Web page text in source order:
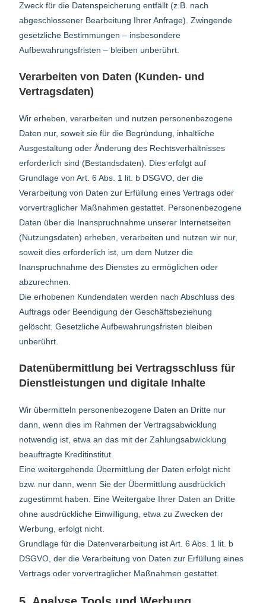
Zweck für die Datenspeicherung entfällt (z.B. nach
abgeschlossener Bearbeitung Ihrer Anfrage). Zwingende
gesetzliche Bestimmungen – insbesondere
Aufbewahrungsfristen – bleiben unberührt.
Verarbeiten von Daten (Kunden- und
Vertragsdaten)
Wir erheben, verarbeiten und nutzen personenbezogene
Daten nur, soweit sie für die Begründung, inhaltliche
Ausgestaltung oder Änderung des Rechtsverhältnisses
erforderlich sind (Bestandsdaten). Dies erfolgt auf
Grundlage von Art. 6 Abs. 1 lit. b DSGVO, der die
Verarbeitung von Daten zur Erfüllung eines Vertrags oder
vorvertraglicher Maßnahmen gestattet. Personenbezogene
Daten über die Inanspruchnahme unserer Internetseiten
(Nutzungsdaten) erheben, verarbeiten und nutzen wir nur,
soweit dies erforderlich ist, um dem Nutzer die
Inanspruchnahme des Dienstes zu ermöglichen oder
abzurechnen.
Die erhobenen Kundendaten werden nach Abschluss des
Auftrags oder Beendigung der Geschäftsbeziehung
gelöscht. Gesetzliche Aufbewahrungsfristen bleiben
unberührt.
Datenübermittlung bei Vertragsschluss für
Dienstleistungen und digitale Inhalte
Wir übermitteln personenbezogene Daten an Dritte nur
dann, wenn dies im Rahmen der Vertragsabwicklung
notwendig ist, etwa an das mit der Zahlungsabwicklung
beauftragte Kreditinstitut.
Eine weitergehende Übermittlung der Daten erfolgt nicht
bzw. nur dann, wenn Sie der Übermittlung ausdrücklich
zugestimmt haben. Eine Weitergabe Ihrer Daten an Dritte
ohne ausdrückliche Einwilligung, etwa zu Zwecken der
Werbung, erfolgt nicht.
Grundlage für die Datenverarbeitung ist Art. 6 Abs. 1 lit. b
DSGVO, der die Verarbeitung von Daten zur Erfüllung eines
Vertrags oder vorvertraglicher Maßnahmen gestattet.